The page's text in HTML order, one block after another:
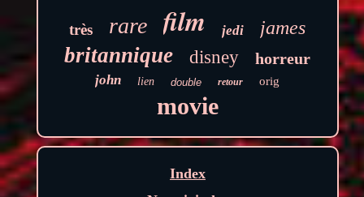
très rare film jedi james
britannique disney horreur
john lien double retour orig
movie
Index